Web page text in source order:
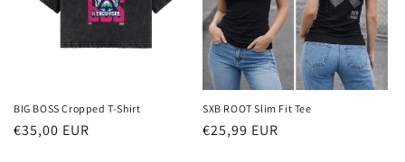
:
BIG BOSS Cropped T-Shirt
Normaler
€35,00 EUR
SXB ROOT Slim Fit Tee
Normaler
€25,99 EUR